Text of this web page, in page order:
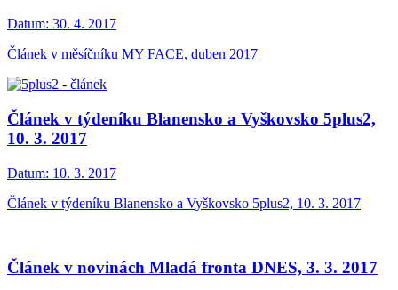
Datum: 30. 4. 2017
Článek v měsíčníku MY FACE, duben 2017
Článek v týdeníku Blanensko a Vyškovsko 5plus2,
10. 3. 2017
Datum: 10. 3. 2017
Článek v týdeníku Blanensko a Vyškovsko 5plus2, 10. 3. 2017
Článek v novinách Mladá fronta DNES, 3. 3. 2017